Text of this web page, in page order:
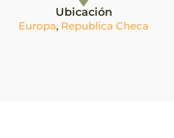
Ubicación
Europa, Republica Checa